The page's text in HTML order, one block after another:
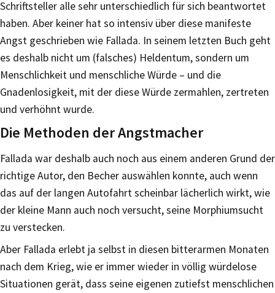
Schriftsteller alle sehr unterschiedlich für sich beantwortet
haben. Aber keiner hat so intensiv über diese manifeste
Angst geschrieben wie Fallada. In seinem letzten Buch geht
es deshalb nicht um (falsches) Heldentum, sondern um
Menschlichkeit und menschliche Würde – und die
Gnadenlosigkeit, mit der diese Würde zermahlen, zertreten
und verhöhnt wurde.
Die Methoden der Angstmacher
Fallada war deshalb auch noch aus einem anderen Grund der
richtige Autor, den Becher auswählen konnte, auch wenn
das auf der langen Autofahrt scheinbar lächerlich wirkt, wie
der kleine Mann auch noch versucht, seine Morphiumsucht
zu verstecken.
Aber Fallada erlebt ja selbst in diesen bitterarmen Monaten
nach dem Krieg, wie er immer wieder in völlig würdelose
Situationen gerät, dass seine eigenen zutiefst menschlichen